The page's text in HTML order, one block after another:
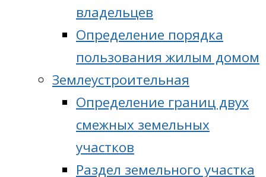
владельцев
Определение порядка
пользования жилым домом
Землеустроительная
Определение границ двух
смежных земельных
участков
Раздел земельного участка